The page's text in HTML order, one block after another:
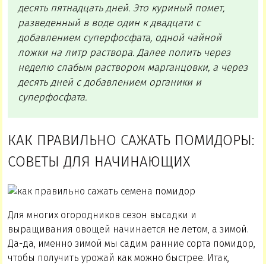
десять пятнадцать дней. Это куриный помет,
разведенный в воде один к двадцати с
добавлением суперфосфата, одной чайной
ложки на литр раствора. Далее полить через
неделю слабым раствором марганцовки, а через
десять дней с добавлением органики и
суперфосфата.
КАК ПРАВИЛЬНО САЖАТЬ ПОМИДОРЫ:
СОВЕТЫ ДЛЯ НАЧИНАЮЩИХ
Для многих огородников сезон высадки и
выращивания овощей начинается не летом, а зимой.
Да-да, именно зимой мы садим ранние сорта помидор,
чтобы получить урожай как можно быстрее. Итак,